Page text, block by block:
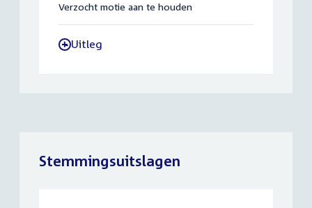
Verzocht motie aan te houden
-Uitleg
Stemmingsuitslagen